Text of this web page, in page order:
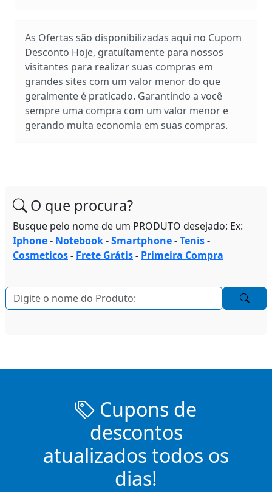
As Ofertas são disponibilizadas aqui no Cupom
Desconto Hoje, gratuítamente para nossos
visitantes para realizar suas compras em
grandes sites com um valor menor do que
geralmente é praticado. Garantindo a você
sempre uma compra com um valor menor e
gerando muita economia em suas compras.
O que procura?
Busque pelo nome de um PRODUTO desejado: Ex:
Iphone- Notebook-Smartphone-Tenis-
Cosmeticos- Frete Grátis- Primeira Compra
Cupons de
descontos
atualizados todos os
dias!